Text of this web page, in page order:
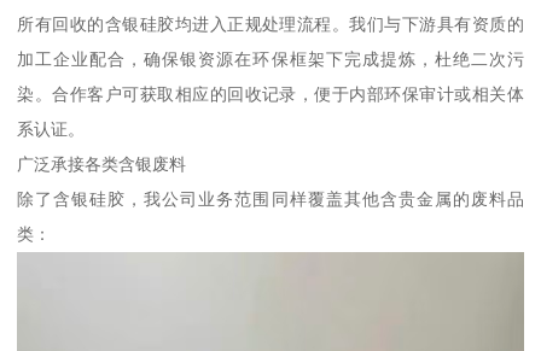
所有回收的含银硅胶均进入正规处理流程。我们与下游具有资质的
加工企业配合，确保银资源在环保框架下完成提炼，杜绝二次污
染。合作客户可获取相应的回收记录，便于内部环保审计或相关体
系认证。
广泛承接各类含银废料
除了含银硅胶，我公司业务范围同样覆盖其他含贵金属的废料品
类：